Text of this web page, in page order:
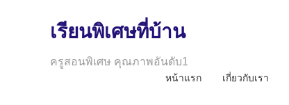
เรียนพิเศษที่บ้าน
ครูสอนพิเศษ คุณภาพอันดับ1
หน้าแรก เกี่ยวกับเรา